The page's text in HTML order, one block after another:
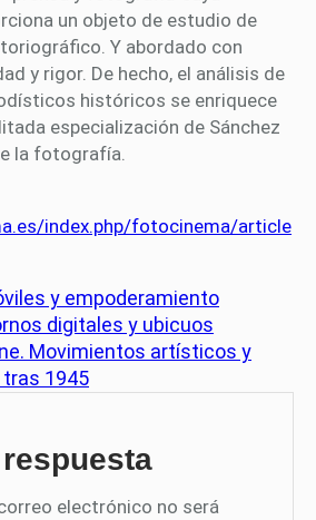
un objeto de estudio de
Y abordado con
y rigor. De hecho, el análisis de
históricos se enriquece
especialización de Sánchez
la fotografía.
index.php/fotocinema/article
y empoderamiento
digitales y ubicuos
Movimientos artísticos y
1945
electrónico no será